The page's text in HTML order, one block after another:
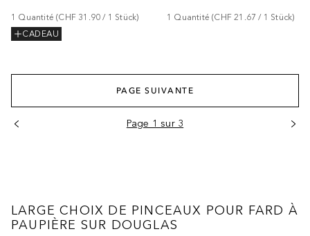
1 Quantité (CHF 31.90 / 1 Stück)
CADEAU
1 Quantité (CHF 21.67 / 1 Stück)
PAGE SUIVANTE
Page 1 sur 3
LARGE CHOIX DE PINCEAUX POUR FARD À
PAUPIÈRE SUR DOUGLAS